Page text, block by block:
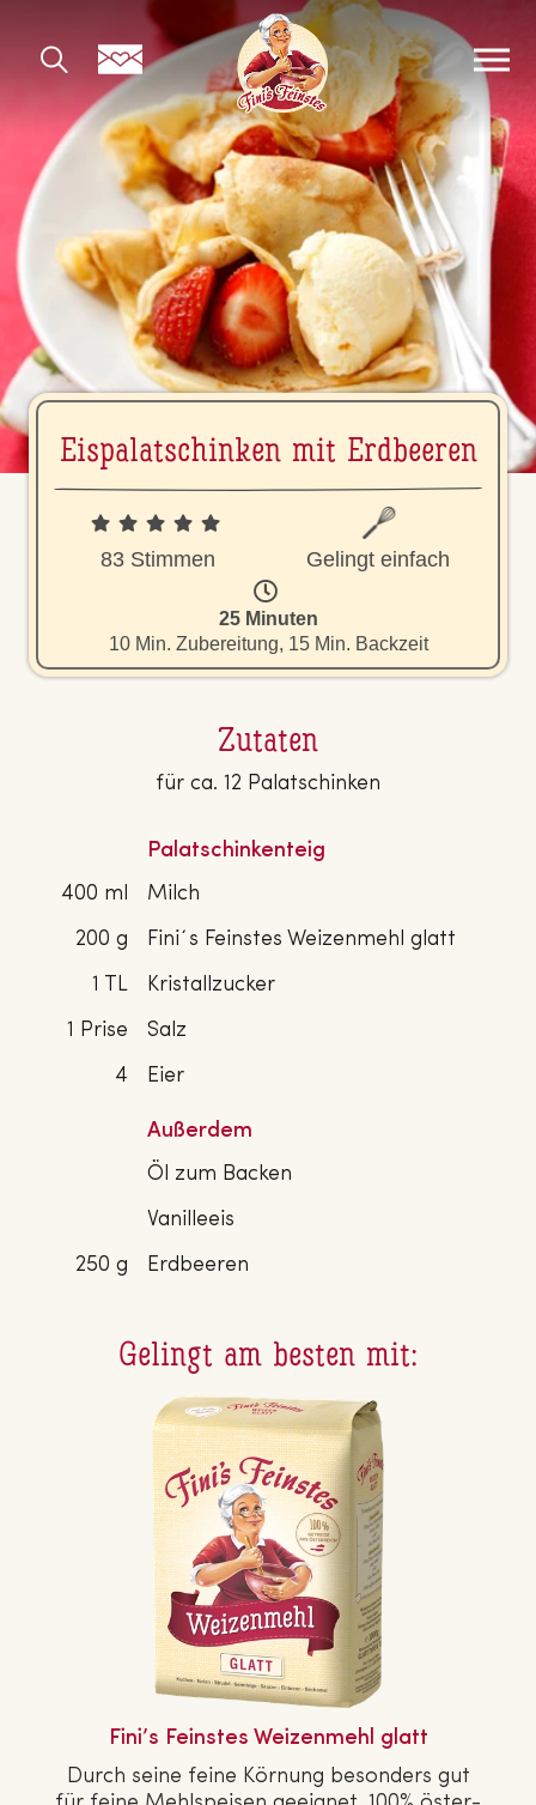
Eis­pa­la­tschin­ken mit Erdbeeren
83 Stimmen Gelingt einfach
25 Minuten
10 Min. Zubereitung, 15 Min. Backzeit
Zutaten
für ca. 12 Palatschinken
Palatschinkenteig
400 ml
Milch
200 g
Fini´s Feinstes Weizenmehl glatt
1 TL
Kristallzucker
1 Prise
Salz
4
Eier
Außerdem
Öl zum Backen
Vanilleeis
250 g
Erdbeeren
Gelingt am besten mit:
Fini’s Feinstes Wei­zen­mehl glatt
Durch seine feine Körnung besonders gut